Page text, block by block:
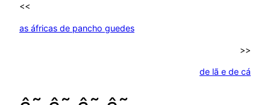
<<
as áfricas de pancho guedes
>>
de lã e de cá